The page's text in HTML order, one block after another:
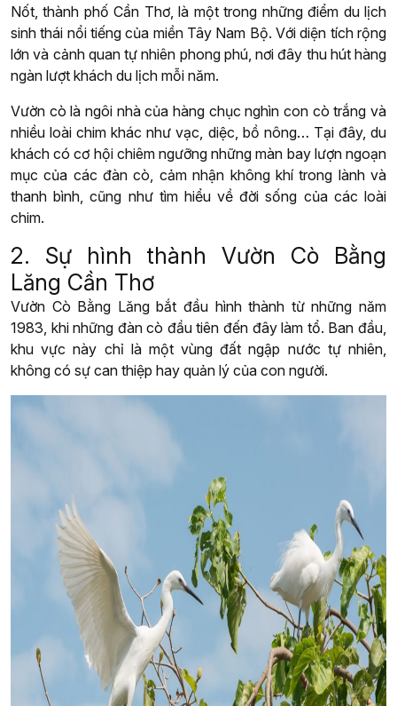
Nốt, thành phố Cần Thơ, là một trong những điểm du lịch
sinh thái nổi tiếng của miền Tây Nam Bộ. Với diện tích rộng
lớn và cảnh quan tự nhiên phong phú, nơi đây thu hút hàng
ngàn lượt khách du lịch mỗi năm.
Vườn cò là ngôi nhà của hàng chục nghìn con cò trắng và
nhiều loài chim khác như vạc, diệc, bồ nông… Tại đây, du
khách có cơ hội chiêm ngưỡng những màn bay lượn ngoạn
mục của các đàn cò, cảm nhận không khí trong lành và
thanh bình, cũng như tìm hiểu về đời sống của các loài
chim.
2. Sự hình thành Vườn Cò Bằng
Lăng Cần Thơ
Vườn Cò Bằng Lăng bắt đầu hình thành từ những năm
1983, khi những đàn cò đầu tiên đến đây làm tổ. Ban đầu,
khu vực này chỉ là một vùng đất ngập nước tự nhiên,
không có sự can thiệp hay quản lý của con người.